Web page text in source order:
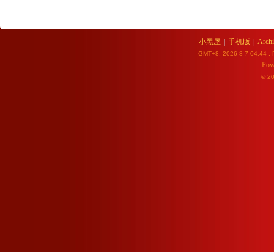
小黑屋 手机版
GMT+8, 2026-8-7 04:44 ,
©